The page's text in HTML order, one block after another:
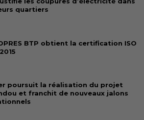
quartiers
BTP obtient la certification ISO
poursuit la réalisation du projet
et franchit de nouveaux jalons